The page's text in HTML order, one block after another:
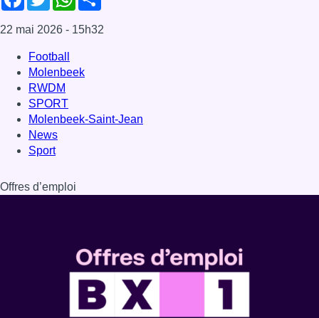
22 mai 2026 - 15h32
Football
Molenbeek
RWDM
SPORT
Molenbeek-Saint-Jean
News
Sport
Offres d’emploi